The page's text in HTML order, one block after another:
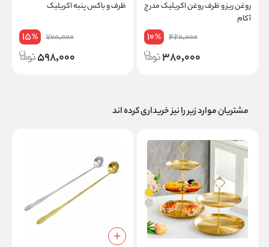
روغن ریز و ظرف روغن اکریلیک مدرج
آکام
420,000
10%
380,000
ظرف و باکس پنبه اکریلیک
700,000
15%
598,000
مشتریان موارد زیر را نیز خریداری کرده اند